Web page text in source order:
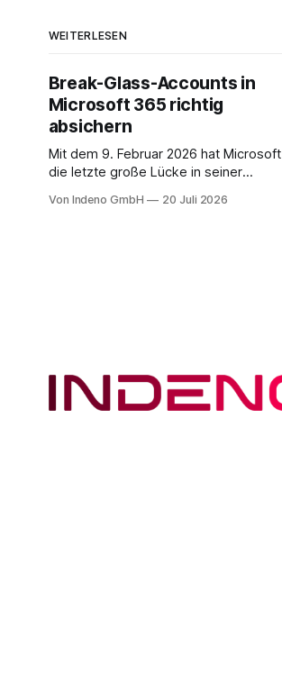
WEITERLESEN
Break-Glass-Accounts in
Microsoft 365 richtig
absichern
Mit dem 9. Februar 2026 hat Microsoft
die letzte große Lücke in seiner
geschlossen. Seit diesem Datum muss
Von Indeno GmbH 20 Juli 2026